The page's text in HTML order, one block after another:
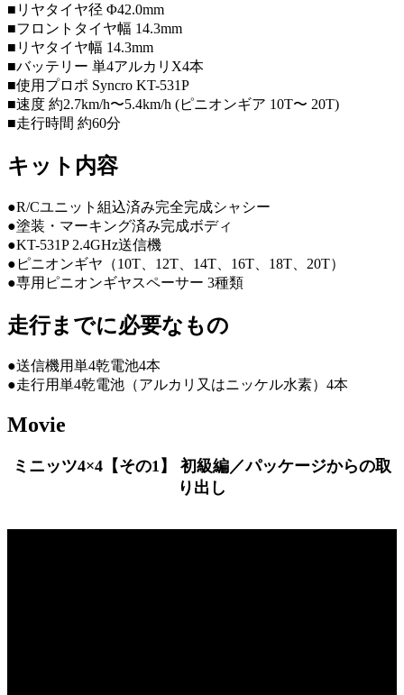
■リヤタイヤ径 Φ42.0mm
■フロントタイヤ幅 14.3mm
■リヤタイヤ幅 14.3mm
■バッテリー 単4アルカリX4本
■使用プロポ Syncro KT-531P
■速度 約2.7km/h〜5.4km/h (ピニオンギア 10T〜 20T)
■走行時間 約60分
キット内容
●R/Cユニット組込済み完全完成シャシー
●塗装・マーキング済み完成ボディ
●KT-531P 2.4GHz送信機
●ピニオンギヤ（10T、12T、14T、16T、18T、20T）
●専用ピニオンギヤスペーサー 3種類
走行までに必要なもの
●送信機用単4乾電池4本
●走行用単4乾電池（アルカリ又はニッケル水素）4本
Movie
ミニッツ4×4【その1】 初級編／パッケージからの取
り出し